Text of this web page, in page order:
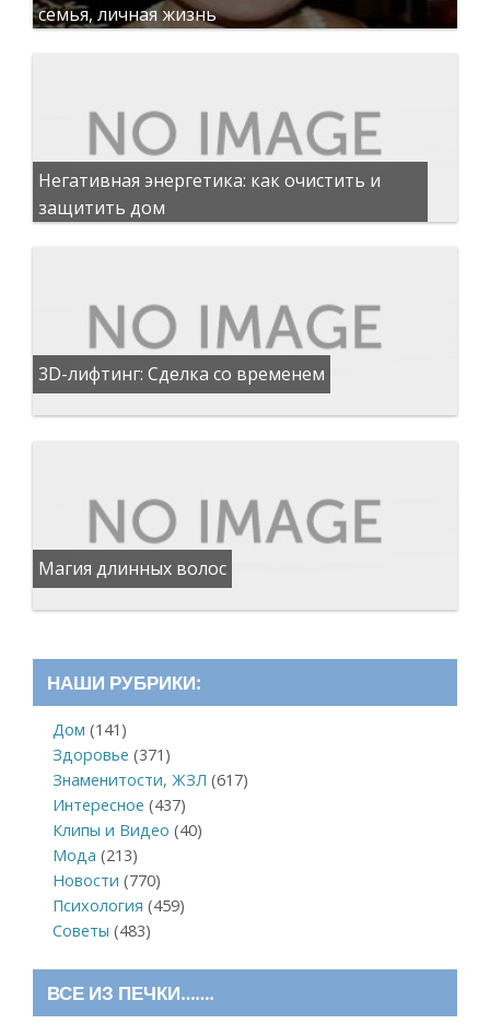
семья, личная жизнь
Негативная энергетика: как очистить и
защитить дом
3D-лифтинг: Сделка со временем
Магия длинных волос
НАШИ РУБРИКИ:
Дом (141)
Здоровье (371)
Знаменитости, ЖЗЛ (617)
Интересное (437)
Клипы и Видео (40)
Мода (213)
Новости (770)
Психология (459)
Советы (483)
ВСЕ ИЗ ПЕЧКИ…….